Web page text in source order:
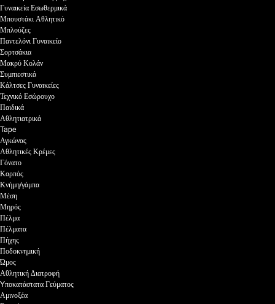
Γυναικεία Εσωθερμικά
Μπουστάκι Αθλητικό
Μπλούζες
Παντελόνι Γυναικείο
Σορτσάκια
Μακρύ Κολάν
Συμπιεστικά
Κάλτσες Γυναικείες
Τεχνικό Εσώρουχο
Παιδικά
Αθλητιατρικά
Tape
Αγκώνας
Αθλητικές Κρέμες
Γόνατο
Καρπός
Κνήμη/γάμπα
Μέση
Μηρός
Πέλμα
Πέλματα
Πήχης
Ποδοκνημική
Ώμος
Αθλητική Διατροφή
Yποκατάστατα Γεύματος
Αμινοξέα